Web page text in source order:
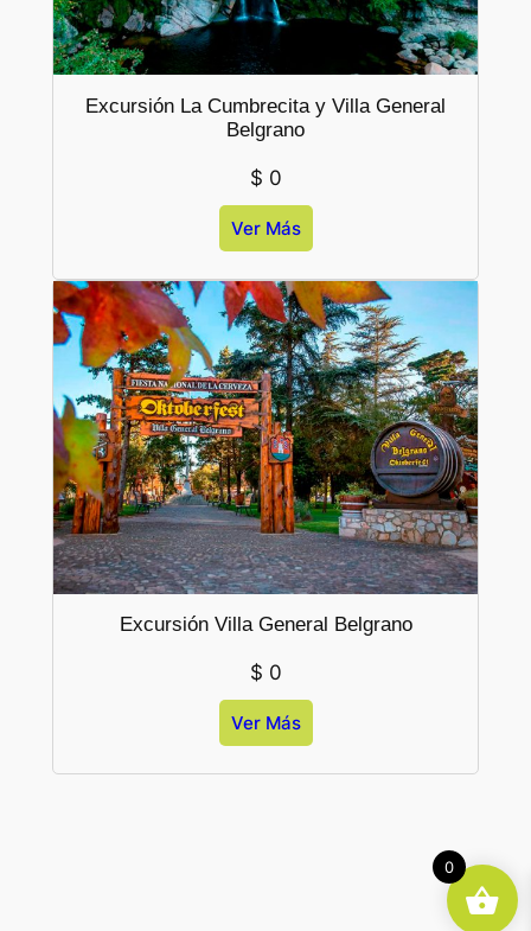
Excursión La Cumbrecita y Villa General
Belgrano
$ 0
Ver Más
Excursión Villa General Belgrano
$ 0
Ver Más
0